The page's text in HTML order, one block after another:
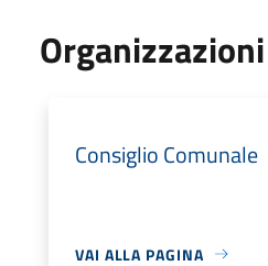
Organizzazioni
Consiglio Comunale
VAI ALLA PAGINA